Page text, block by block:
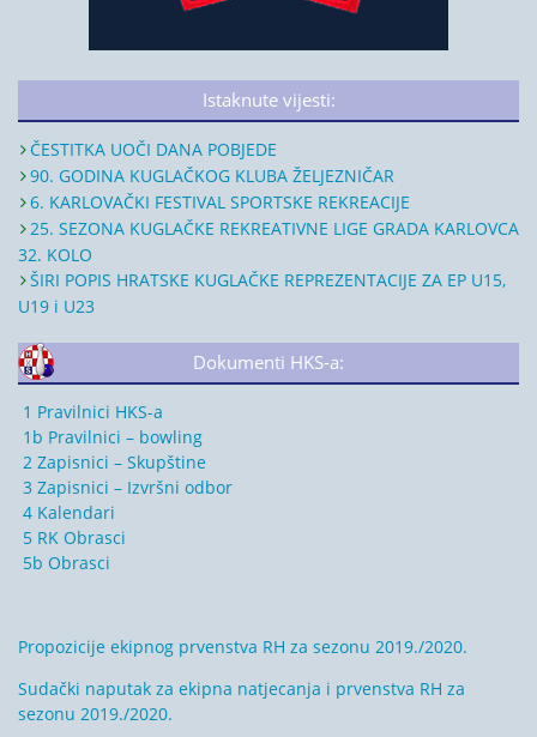
Istaknute vijesti:
ČESTITKA UOČI DANA POBJEDE
90. GODINA KUGLAČKOG KLUBA ŽELJEZNIČAR
6. KARLOVAČKI FESTIVAL SPORTSKE REKREACIJE
25. SEZONA KUGLAČKE REKREATIVNE LIGE GRADA KARLOVCA
32. KOLO
ŠIRI POPIS HRATSKE KUGLAČKE REPREZENTACIJE ZA EP U15,
U19 i U23
Dokumenti HKS-a:
1 Pravilnici HKS-a
1b Pravilnici – bowling
2 Zapisnici – Skupštine
3 Zapisnici – Izvršni odbor
4 Kalendari
5 RK Obrasci
5b Obrasci
Propozicije ekipnog prvenstva RH za sezonu 2019./2020.
Sudački naputak za ekipna natjecanja i prvenstva RH za
sezonu 2019./2020.